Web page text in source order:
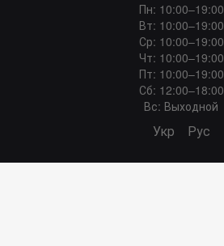
Пн: 10:00–19:00
Вт: 10:00–19:00
Ср: 10:00–19:00
Чт: 10:00–19:00
Пт: 10:00–19:00
Сб: 12:00–18:00
Вс: Выходной
Укр Рус